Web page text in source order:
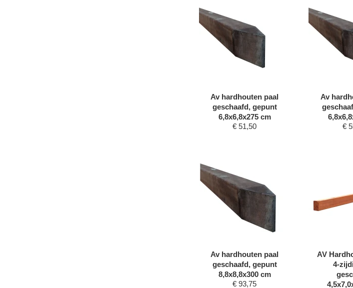
Av hardhouten paal
geschaafd, gepunt
6,8x6,8x275 cm
€ 51,50
Av
€
Av hardhouten paal
geschaafd, gepunt
8,8x8,8x300 cm
€ 93,75
AV
4-